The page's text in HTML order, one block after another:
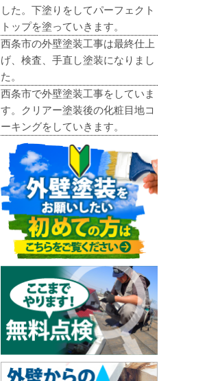
した。下塗りをしてパーフェクト
トップを塗っていきます。
西条市の外壁塗装工事は最終仕上
げ、検査、手直し塗装になりまし
た。
西条市で外壁塗装工事をしていま
す。クリアー塗装後の化粧目地コ
ーキングをしていきます。